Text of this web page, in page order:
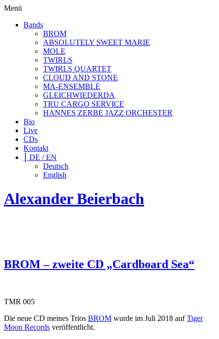
Menü
Bands
BROM
ABSOLUTELY SWEET MARIE
MOLE
TWIRLS
TWIRLS QUARTET
CLOUD AND STONE
MA-ENSEMBLE
GLEICHWIEDERDA
TRU CARGO SERVICE
HANNES ZERBE JAZZ ORCHESTER
Bio
Live
CDs
Kontakt
⎮ DE / EN
Deutsch
English
Alexander Beierbach
BROM – zweite CD „Cardboard Sea“
TMR 005
Die neue CD meines Trios BROM wurde im Juli 2018 aufTiger
Moon Records veröffentlicht.